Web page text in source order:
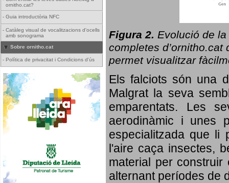
ornitho.cat?
- Guia introductòria NFC
- Catàleg visual de vocalitzacions d'ocells
amb sonograma
Sobre ornitho.cat
- Política de privacitat i Condicions d'ús
Figura 2. Evolució de la
completes d’ornitho.cat
permet visualitzar
Els falciots són una
Malgrat la seva
emparentats. Les
aerodinàmic i unes
especialitzada que li
l'aire caça insectes,
material per
alternant períodes de